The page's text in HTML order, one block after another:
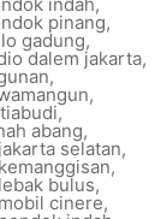
pinang,
gadung,
dalem jakarta,
,
,
,
abang,
selatan,
,
bulus,
cinere,